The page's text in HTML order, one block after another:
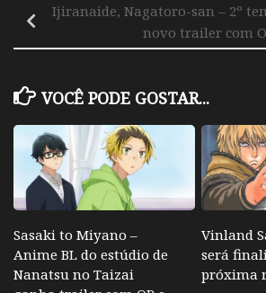
Ijiranaide, Nagatoro-san – 2º
novo trailer com
VOCÊ PODE GOSTAR...
Sasaki to Miyano –
Anime BL do estúdio de
Nanatsu no Taizai
Vinland
será
próxima